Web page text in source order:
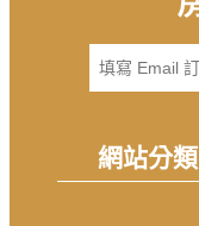
網站分類